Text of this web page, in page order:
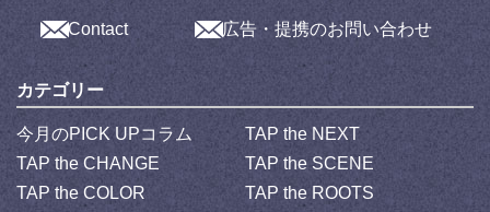
Contact 広告・提携のお問い合わせ
カテゴリー
今月のPICK UPコラム
TAP the NEXT
TAP the CHANGE
TAP the SCENE
TAP the COLOR
TAP the ROOTS